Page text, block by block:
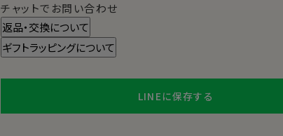
チャットでお問い合わせ
返品・交換について
ギフトラッピングについて
LINEに保存する